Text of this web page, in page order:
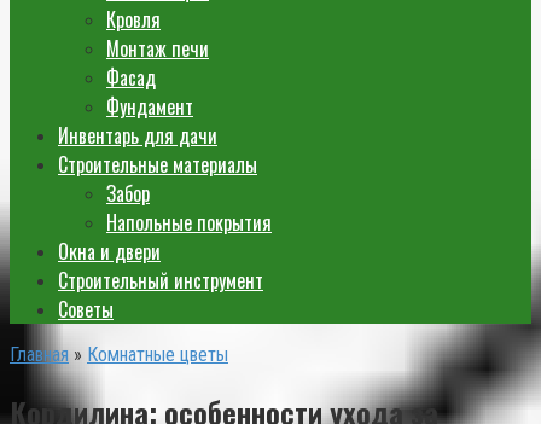
Кровля
Монтаж печи
Фасад
Фундамент
Инвентарь для дачи
Строительные материалы
Забор
Напольные покрытия
Окна и двери
Строительный инструмент
Советы
Главная » Комнатные цветы
Кордилина: особенности ухода за